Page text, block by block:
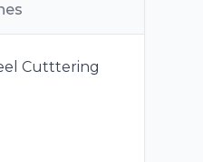
Cutttering